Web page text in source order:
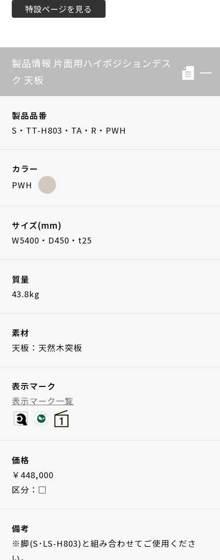
特設ページを見る
製品情報 片面用ハイポジションデス
ク 天板
製品品番
S・TT-H803・TA・R・PWH
カラー
PWH
サイズ(mm)
W5400・D450・t25
質量
43.8kg
素材
天板：天然木突板
表示マーク
表示マーク一覧
価格
￥448,000
区分：□
備考
※脚(S･LS-H803)と組み合わせてご使用くださ